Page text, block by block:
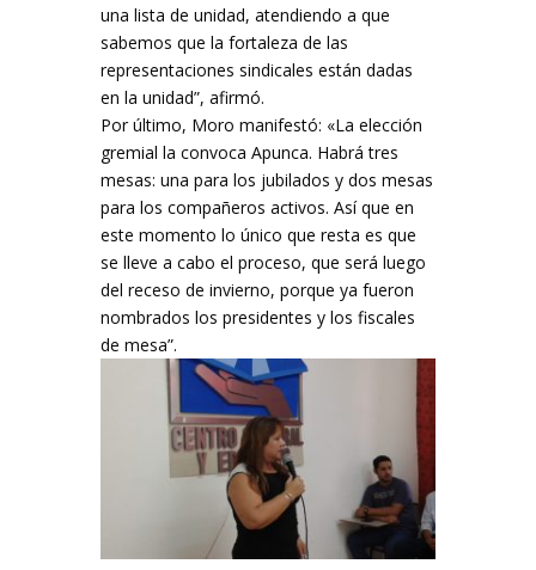
una lista de unidad, atendiendo a que
sabemos que la fortaleza de las
representaciones sindicales están dadas
en la unidad”, afirmó.
Por último, Moro manifestó: «La elección
gremial la convoca Apunca. Habrá tres
mesas: una para los jubilados y dos mesas
para los compañeros activos. Así que en
este momento lo único que resta es que
se lleve a cabo el proceso, que será luego
del receso de invierno, porque ya fueron
nombrados los presidentes y los fiscales
de mesa”.